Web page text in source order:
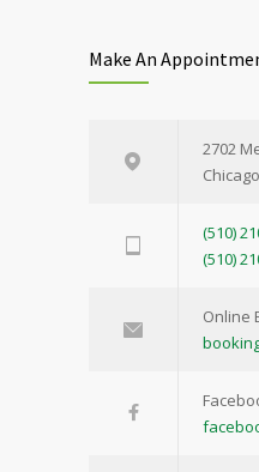
Make An
2702
(510)
(510)
Online